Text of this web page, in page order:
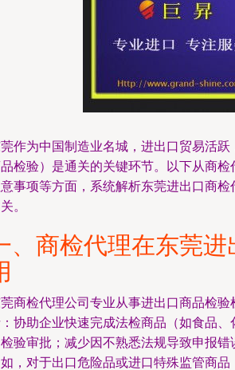
作为中国制造业名城，进出口贸易活
检验）是通关的关键环节。以下从商
事项等方面，系统解析东莞进出口商
。
、商检代理在东莞进
商检代理公司专业从事进出口商品检
协助企业快速完成法检商品（如食品
验审批；减少因不熟悉法规导致申报
，对于出口危险品或进口特殊监管商品